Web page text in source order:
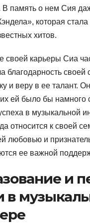
В память о нем Сия
которая
хитов.
своей карьеры Сиа
благодарность своей
и веру в ее талант.
ей было бы намного
в музыкальной
относится к своей
любовью и
ее важной
и
в